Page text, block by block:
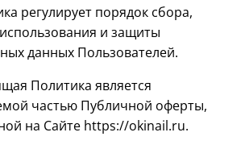
регулирует порядок сбора,
и защиты
данных Пользователей.
Политика является
частью Публичной оферты,
на Сайте https://okinail.ru.